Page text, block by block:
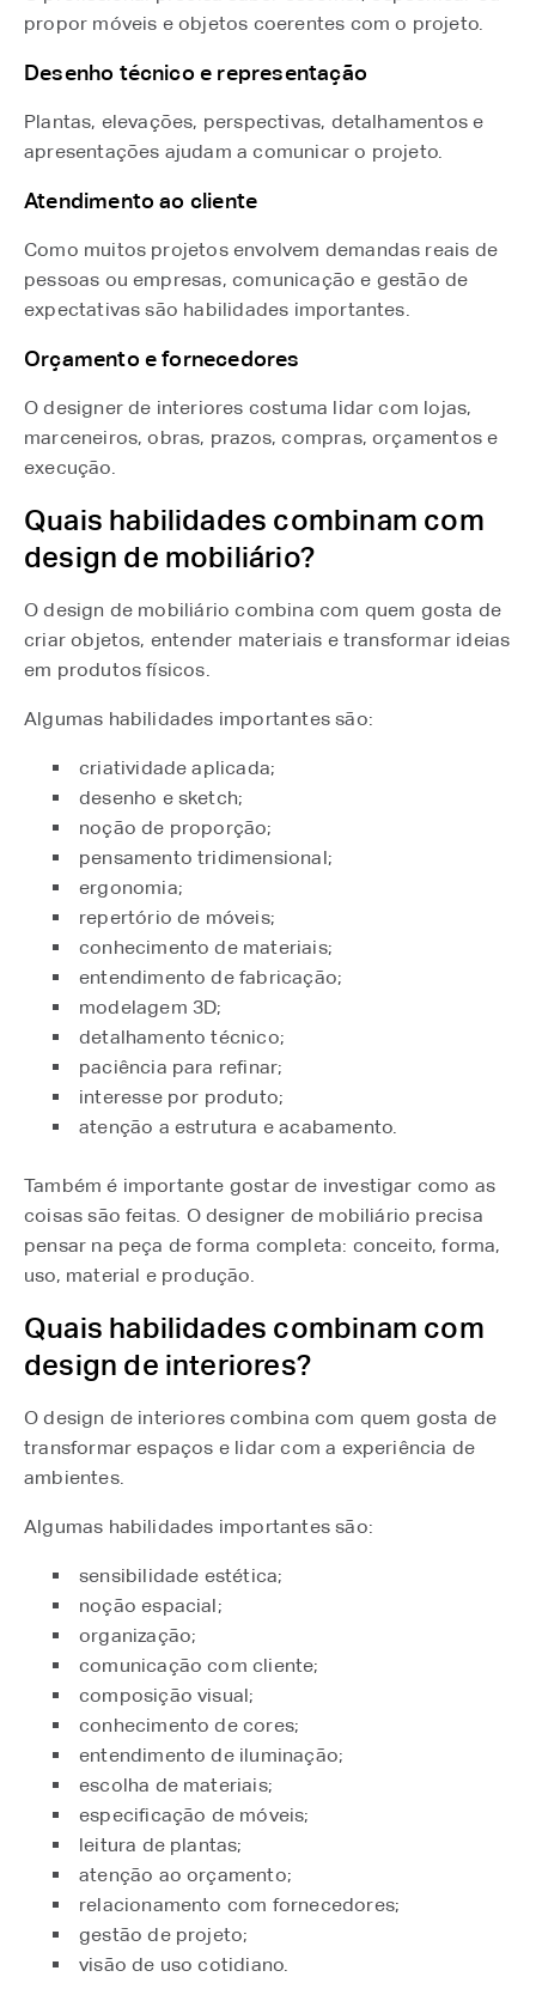
propor móveis e objetos coerentes com o projeto.
Desenho técnico e representação
Plantas, elevações, perspectivas, detalhamentos e
apresentações ajudam a comunicar o projeto.
Atendimento ao cliente
Como muitos projetos envolvem demandas reais de
pessoas ou empresas, comunicação e gestão de
expectativas são habilidades importantes.
Orçamento e fornecedores
O designer de interiores costuma lidar com lojas,
marceneiros, obras, prazos, compras, orçamentos e
execução.
Quais habilidades combinam com
design de mobiliário?
O design de mobiliário combina com quem gosta de
criar objetos, entender materiais e transformar ideias
em produtos físicos.
Algumas habilidades importantes são:
criatividade aplicada;
desenho e sketch;
noção de proporção;
pensamento tridimensional;
ergonomia;
repertório de móveis;
conhecimento de materiais;
entendimento de fabricação;
modelagem 3D;
detalhamento técnico;
paciência para refinar;
interesse por produto;
atenção a estrutura e acabamento.
Também é importante gostar de investigar como as
coisas são feitas. O designer de mobiliário precisa
pensar na peça de forma completa: conceito, forma,
uso, material e produção.
Quais habilidades combinam com
design de interiores?
O design de interiores combina com quem gosta de
transformar espaços e lidar com a experiência de
ambientes.
Algumas habilidades importantes são:
sensibilidade estética;
noção espacial;
organização;
comunicação com cliente;
composição visual;
conhecimento de cores;
entendimento de iluminação;
escolha de materiais;
especificação de móveis;
leitura de plantas;
atenção ao orçamento;
relacionamento com fornecedores;
gestão de projeto;
visão de uso cotidiano.